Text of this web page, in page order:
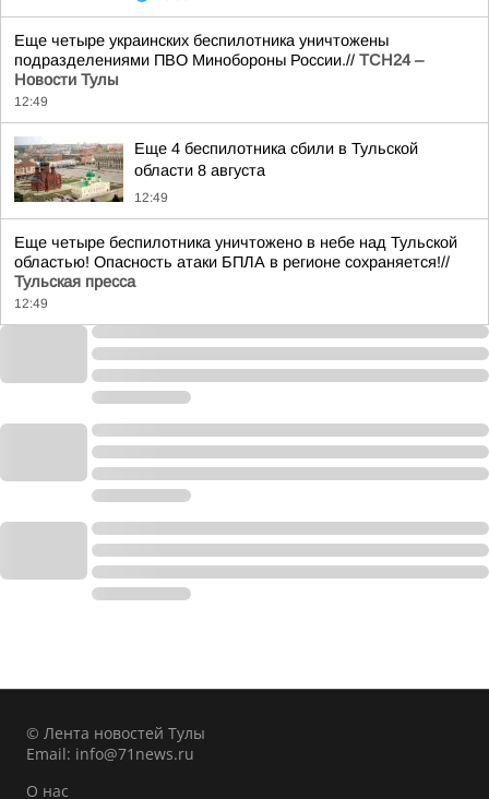
Еще четыре украинских беспилотника уничтожены
подразделениями ПВО Минобороны России.// ТСН24 –
Новости Тулы
12:49
Еще 4 беспилотника сбили в Тульской
области 8 августа
12:49
Еще четыре беспилотника уничтожено в небе над Тульской
областью! Опасность атаки БПЛА в регионе сохраняется!//
Тульская пресса
12:49
© Лента новостей Тулы
Email: info@71news.ru
О нас